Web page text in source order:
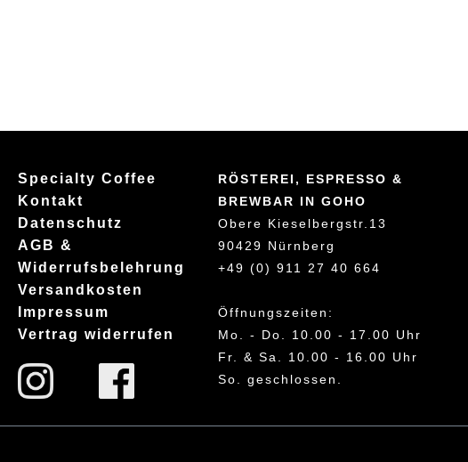
Specialty Coffee
Kontakt
Datenschutz
AGB &
Widerrufsbelehrung
Versandkosten
Impressum
Vertrag widerrufen
RÖSTEREI, ESPRESSO &
BREWBAR IN GOHO
Obere Kieselbergstr.13
90429 Nürnberg
+49 (0) 911 27 40 664
Öffnungszeiten:
Mo. - Do. 10.00 - 17.00 Uhr
Fr. & Sa. 10.00 - 16.00 Uhr
So. geschlossen.